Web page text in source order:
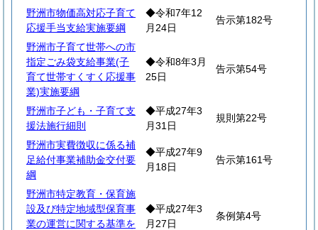
野洲市物価高対応子育て
応援手当支給実施要綱
◆令和7年12
月24日
告示第182号
野洲市子育て世帯への市
指定ごみ袋支給事業(子
育て世帯すくすく応援事
業)実施要綱
◆令和8年3月
25日
告示第54号
野洲市子ども・子育て支
援法施行細則
◆平成27年3
月31日
規則第22号
野洲市実費徴収に係る補
足給付事業補助金交付要
綱
◆平成27年9
月18日
告示第161号
野洲市特定教育・保育施
設及び特定地域型保育事
業の運営に関する基準を
◆平成27年3
月27日
条例第4号